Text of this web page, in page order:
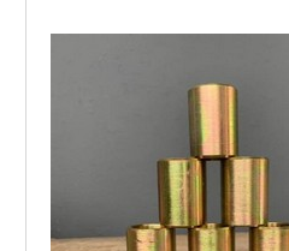
custo-benefício e um